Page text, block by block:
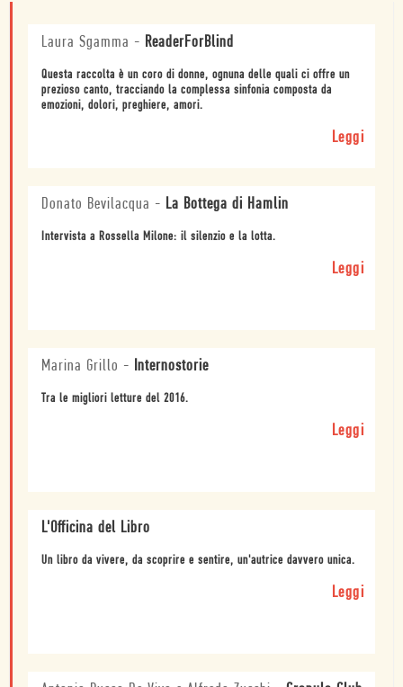
Laura Sgamma - ReaderForBlind
Questa raccolta è un coro di donne, ognuna delle quali ci offre un
prezioso canto, tracciando la complessa sinfonia composta da
emozioni, dolori, preghiere, amori.
Leggi
Donato Bevilacqua - La Bottega di Hamlin
Intervista a Rossella Milone: il silenzio e la lotta.
Leggi
Marina Grillo - Internostorie
Tra le migliori letture del 2016.
Leggi
L'Officina del Libro
Un libro da vivere, da scoprire e sentire, un'autrice davvero unica.
Leggi